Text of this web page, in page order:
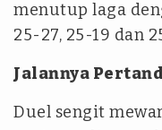
menutup laga
25-27, 25-19 dan
Jalannya
Duel sengit